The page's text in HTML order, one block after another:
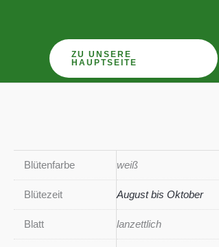
ZU UNSERE
HAUPTSEITE
Blütenfarbe weiß
Blütezeit August bis Oktober
Blatt lanzettlich